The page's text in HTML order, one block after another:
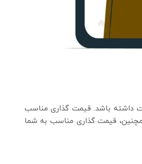
داشته باشد. قیمت گذاری مناسب
قیمت گذاری مناسب به شما